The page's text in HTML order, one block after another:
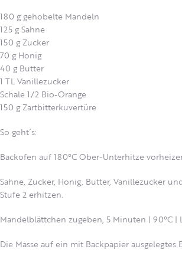
180 g gehobelte Mandeln
125 g Sahne
150 g Zucker
70 g Honig
40 g Butter
1 TL Vanillezucker
Schale 1/2 Bio-Orange
150 g Zartbitterkuvertüre
So geht´s:
Backofen auf 180°C Ober-Unterhitze
Sahne, Zucker, Honig, Butter, Vanillezucker
Stufe 2 erhitzen.
Mandelblättchen zugeben, 5 Minuten | 90°C
Die Masse auf ein mit Backpapier